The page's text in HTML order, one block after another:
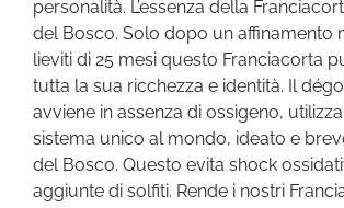
personalità. L’essenza della
del Bosco. Solo dopo un affinamento
lieviti di 25 mesi questo Franciacorta
tutta la sua ricchezza e identità. Il
avviene in assenza di ossigeno,
sistema unico al mondo, ideato e
del Bosco. Questo evita shock
aggiunte di solfiti. Rende i nostri